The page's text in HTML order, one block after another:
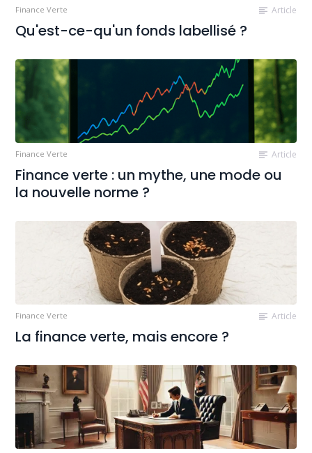
Finance Verte Article
Qu'est-ce-qu'un fonds labellisé ?
Finance Verte Article
Finance verte : un mythe, une mode ou
la nouvelle norme ?
Finance Verte Article
La finance verte, mais encore ?